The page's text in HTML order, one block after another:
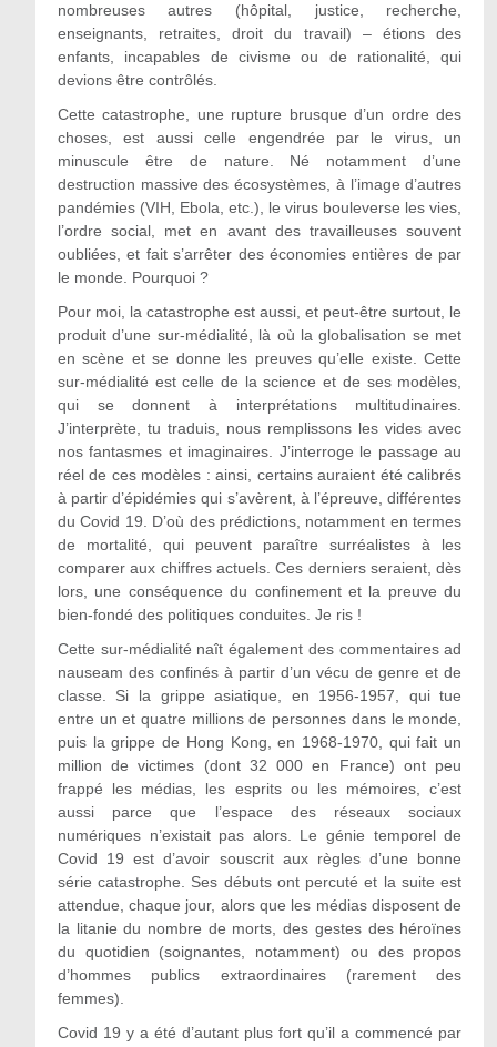
nombreuses autres (hôpital, justice, recherche,
enseignants, retraites, droit du travail) – étions des
enfants, incapables de civisme ou de rationalité, qui
devions être contrôlés.
Cette catastrophe, une rupture brusque d’un ordre des
choses, est aussi celle engendrée par le virus, un
minuscule être de nature. Né notamment d’une
destruction massive des écosystèmes, à l’image d’autres
pandémies (VIH, Ebola, etc.), le virus bouleverse les vies,
l’ordre social, met en avant des travailleuses souvent
oubliées, et fait s’arrêter des économies entières de par
le monde. Pourquoi ?
Pour moi, la catastrophe est aussi, et peut-être surtout, le
produit d’une sur-médialité, là où la globalisation se met
en scène et se donne les preuves qu’elle existe. Cette
sur-médialité est celle de la science et de ses modèles,
qui se donnent à interprétations multitudinaires.
J’interprète, tu traduis, nous remplissons les vides avec
nos fantasmes et imaginaires. J’interroge le passage au
réel de ces modèles : ainsi, certains auraient été calibrés
à partir d’épidémies qui s’avèrent, à l’épreuve, différentes
du Covid 19. D’où des prédictions, notamment en termes
de mortalité, qui peuvent paraître surréalistes à les
comparer aux chiffres actuels. Ces derniers seraient, dès
lors, une conséquence du confinement et la preuve du
bien-fondé des politiques conduites. Je ris !
Cette sur-médialité naît également des commentaires ad
nauseam des confinés à partir d’un vécu de genre et de
classe. Si la grippe asiatique, en 1956-1957, qui tue
entre un et quatre millions de personnes dans le monde,
puis la grippe de Hong Kong, en 1968-1970, qui fait un
million de victimes (dont 32 000 en France) ont peu
frappé les médias, les esprits ou les mémoires, c’est
aussi parce que l’espace des réseaux sociaux
numériques n’existait pas alors. Le génie temporel de
Covid 19 est d’avoir souscrit aux règles d’une bonne
série catastrophe. Ses débuts ont percuté et la suite est
attendue, chaque jour, alors que les médias disposent de
la litanie du nombre de morts, des gestes des héroïnes
du quotidien (soignantes, notamment) ou des propos
d’hommes publics extraordinaires (rarement des
femmes).
Covid 19 y a été d’autant plus fort qu’il a commencé par